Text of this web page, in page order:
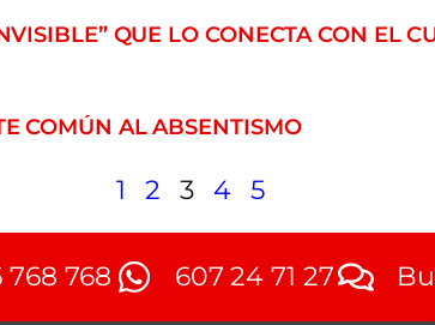
QUE LO CONECTA CON EL
COMÚN AL ABSENTISMO
1 2 3 4 5
768 768 607 24 71 27